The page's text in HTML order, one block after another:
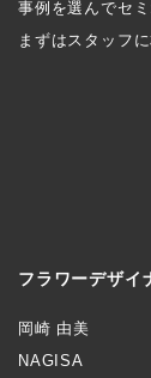
事例を選んでセ
まずはスタッフ
フラワーデザイ
岡崎 由美
NAGISA